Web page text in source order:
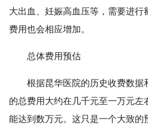
大出血、妊娠高血压等，需要进
费用也会相应增加。
总体费用预估
根据昆华医院的历史收费数据
的总费用大约在几千元至一万元
能达到数万元。这只是一个大致的